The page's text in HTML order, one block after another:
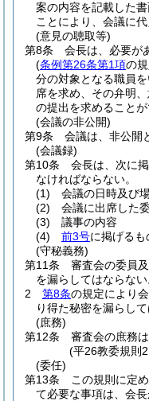
案の内容を記載した
ことにより、会議に代
(意見の聴取等)
第8条
会長は、必要が
(条例第26条第1項の
分の対象となる職員
席を求め、その弁明
の提出を求めることが
(会議の非公開)
第9条
会議は、非公開
(会議録)
第10条
会長は、次に
なければならない。
(1)
会議の日時及び
(2)
会議に出席した
(3)
議事の内容
(4)
前3号に掲げる
(守秘義務)
第11条
審査会の委員
を漏らしてはならない
2
第8条の規定により
り得た秘密を漏らして
(庶務)
第12条
審査会の庶務
(平26教委規則
(委任)
第13条
この規則に定
て必要な事項は、会長